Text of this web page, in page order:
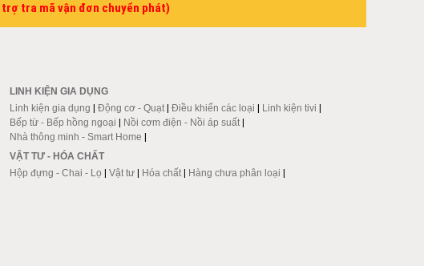
tra mã vận đơn chuyển phát)
LINH KIỆN GIA DỤNG
Linh kiện gia dụng |Động cơ - Quạt |Điều khiển các loại | Linh kiện tivi |
Bếp từ - Bếp hồng ngoại | Nồi cơm điện - Nồi áp suất |
Nhà thông minh - Smart Home |
VẬT TƯ - HÓA CHẤT
Hộp đựng - Chai - Lọ |Vật tư | Hóa chất | Hàng chưa phân loại |